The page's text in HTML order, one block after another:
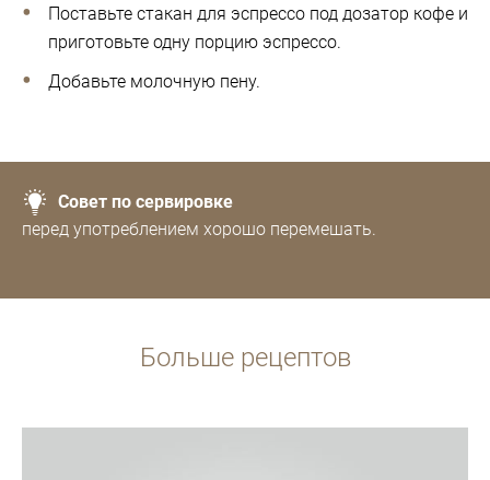
Поставьте стакан для эспрессо под дозатор кофе и
приготовьте одну порцию эспрессо.
Добавьте молочную пену.
Совет по сервировке
перед употреблением хорошо перемешать.
Больше рецептов